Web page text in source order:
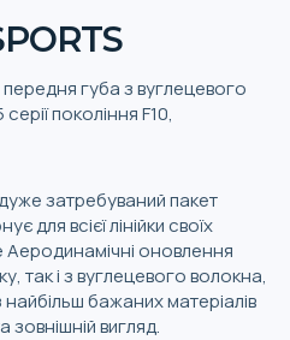
губа з вуглецевого
покоління F10,
затребуваний пакет
для всієї лінійки своїх
Аеродинамічні оновлення
так і з вуглецевого волокна,
бажаних матеріалів
зовнішній вигляд.